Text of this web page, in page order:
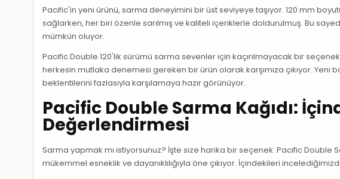
Pacific'in yeni ürünü, sarma deneyimini bir üst seviyeye taşıyor. 120 mm
sağlarken, her biri özenle sarılmış ve kaliteli içeriklerle doldurulmuş. Bu
mümkün oluyor.
Pacific Double 120'lik sürümü sarma sevenler için kaçırılmayacak bir
herkesin mutlaka denemesi gereken bir ürün olarak karşımıza çıkıyor. Yeni
beklentilerini fazlasıyla karşılamaya hazır görünüyor.
Pacific Double Sarma Kağıdı:
Değerlendirmesi
Sarma yapmak mı istiyorsunuz? İşte size harika bir seçenek: Pacific Double
mükemmel esneklik ve dayanıklılığıyla öne çıkıyor. İçindekileri